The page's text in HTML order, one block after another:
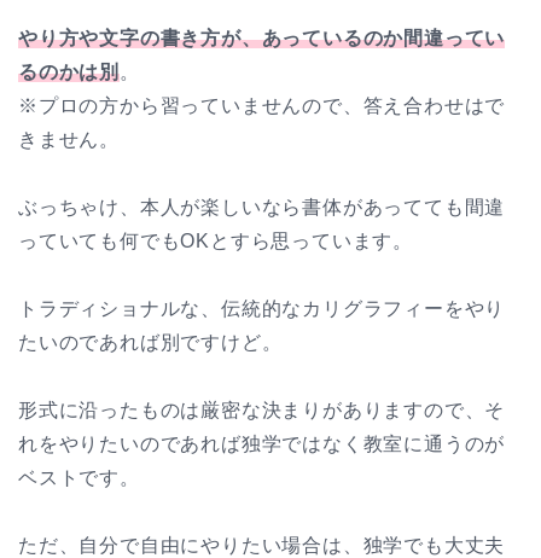
やり方や文字の書き方が、あっているのか間違ってい
るのかは別。
※プロの方から習っていませんので、答え合わせはで
きません。
ぶっちゃけ、本人が楽しいなら書体があってても間違
っていても何でもOKとすら思っています。
トラディショナルな、伝統的なカリグラフィーをやり
たいのであれば別ですけど。
形式に沿ったものは厳密な決まりがありますので、そ
れをやりたいのであれば独学ではなく教室に通うのが
ベストです。
ただ、自分で自由にやりたい場合は、独学でも大丈夫